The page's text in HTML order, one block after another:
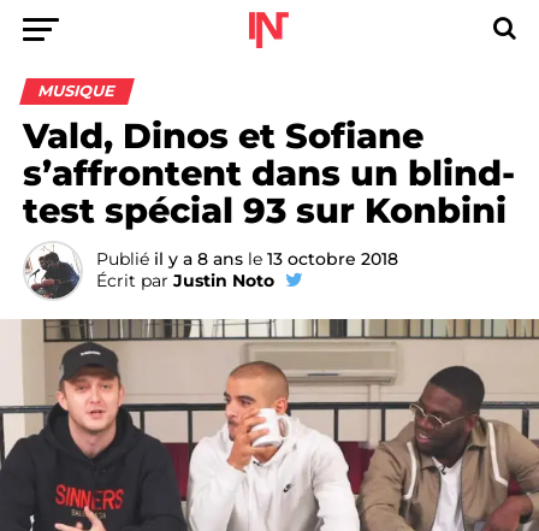
MUSIQUE
Vald, Dinos et Sofiane
s’affrontent dans un blind-
test spécial 93 sur Konbini
Publié il y a 8 ans le 13 octobre 2018
Écrit par Justin Noto